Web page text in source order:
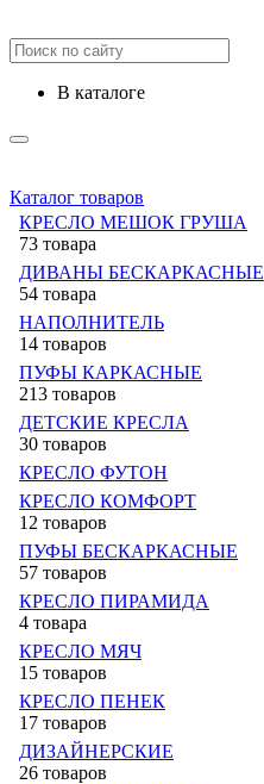
в каталоге
Каталог товаров
КРЕСЛО МЕШОК ГРУША
73 товара
ДИВАНЫ БЕСКАРКАСНЫЕ
54 товара
НАПОЛНИТЕЛЬ
14 товаров
ПУФЫ КАРКАСНЫЕ
213 товаров
ДЕТСКИЕ КРЕСЛА
30 товаров
КРЕСЛО ФУТОН
КРЕСЛО КОМФОРТ
12 товаров
ПУФЫ БЕСКАРКАСНЫЕ
57 товаров
КРЕСЛО ПИРАМИДА
4 товара
КРЕСЛО МЯЧ
15 товаров
КРЕСЛО ПЕНЕК
17 товаров
ДИЗАЙНЕРСКИЕ
26 товаров